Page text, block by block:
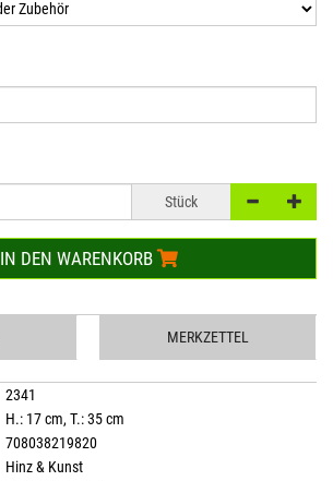
Stück
IN DEN WARENKORB
MERKZETTEL
2341
H.: 17 cm, T.: 35 cm
708038219820
Hinz & Kunst